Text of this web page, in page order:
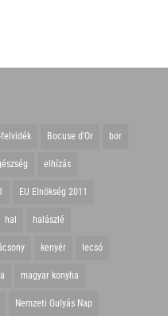
Bocuse d'Or bor
elhízás
EU Elnökség 2011
hal halászlé
kenyér lecsó
magyar konyha
Nemzeti Gulyás Nap